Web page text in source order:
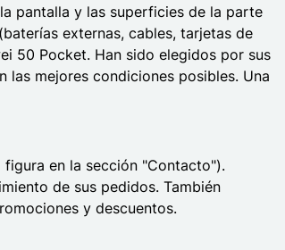
pantalla y las superficies de la parte
externas, cables, tarjetas de
50 Pocket. Han sido elegidos por sus
mejores condiciones posibles. Una
en la sección "Contacto").
de sus pedidos. También
y descuentos.